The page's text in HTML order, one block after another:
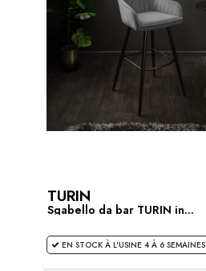
TURIN
Sgabello da bar TURIN in...
EN STOCK À L'USINE 4 À 6 SEMAINES